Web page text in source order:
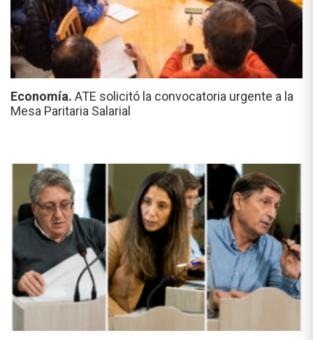
Economía. ATE solicitó la convocatoria urgente a la
Mesa Paritaria Salarial